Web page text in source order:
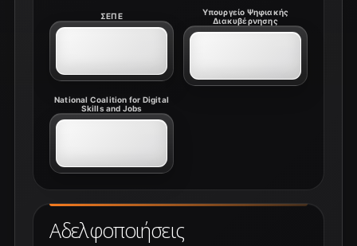
Αδελφοποιήσεις
ΣΕΠΕ
Υπουργείο Ψηφιακής
Διακυβέρνησης
National Coalition for Digital
Skills and Jobs